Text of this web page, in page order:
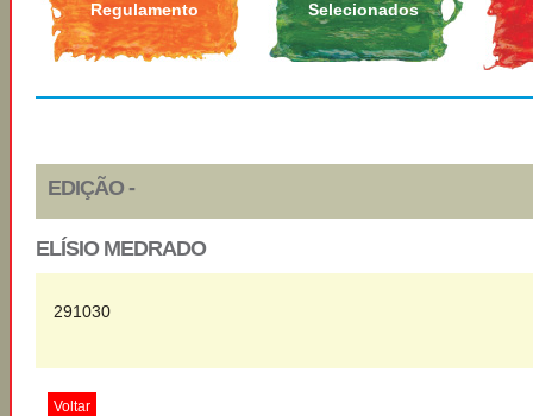
Regulamento Selecionados
EDIÇÃO -
ELÍSIO MEDRADO
291030
Voltar